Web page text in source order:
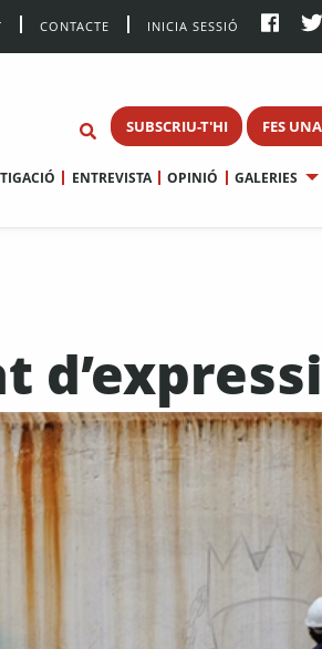
CONTACTE INICIA SESSIÓ
SUBSCRIU-T'HI FES
ENTREVISTA OPINIÓ GALERIES